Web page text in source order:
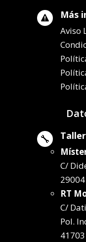
 Más
Aviso

C/
RT
C/
Pol.